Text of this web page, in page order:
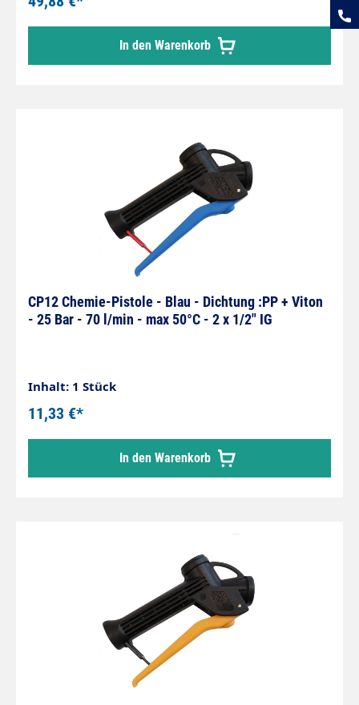
In den Warenkorb
CP12 Chemie-Pistole - Blau - Dichtung :PP + Viton
- 25 Bar - 70 l/min - max 50°C - 2 x 1/2" IG
Inhalt: 1 Stück
11,33 €*
In den Warenkorb